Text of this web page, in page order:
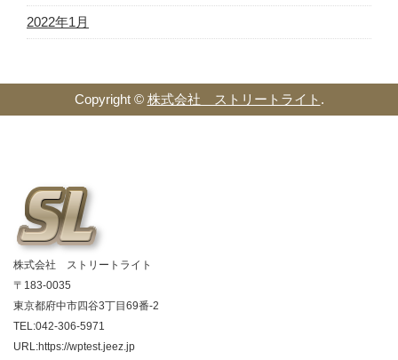
2022年1月
Copyright © 株式会社 ストリートライト .
株式会社 ストリートライト
〒183-0035
東京都府中市四谷3丁目69番-2
TEL:042-306-5971
URL:https://wptest.jeez.jp